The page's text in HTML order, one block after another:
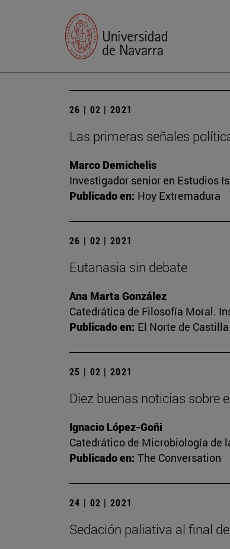
26 | 02 | 2021
Las primeras señales
Marco Demichelis
Investigador senior en Estudios
Publicado en: Hoy Extremadura
26 | 02 | 2021
Eutanasia sin debate
Ana Marta González
Catedrática de Filosofía Moral.
Publicado en: El Norte de Castilla
25 | 02 | 2021
Diez buenas noticias sobre
Ignacio López-Goñi
Catedrático de Microbiología de
Publicado en: The Conversation
24 | 02 | 2021
Sedación paliativa al final